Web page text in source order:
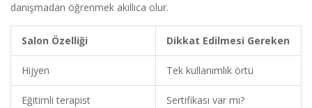
danışmadan öğrenmek akıllıca olur.
Salon Özelliği Dikkat Edilmesi Gereken
Hijyen Tek kullanımlık örtü
Eğitimli terapist Sertifikası var mı?